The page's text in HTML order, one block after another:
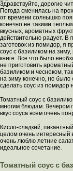
Здравствуйте, дорогие
Погода сменилась на
от времени солнышко
конечно не такими
вкусных, ароматных
действительно радует. В
заготовок из помидор, я
соус с базиликом на
книге. Все что было
не приготовить
базиликом и чесноком,
на зиму конечно, но было
сделать соус из помидор
Томатный соус с
многим блюдам. Вечером
вкус соуса всем очень
Кисло-сладкий,
целом очень интересный
очень люблю летние
идеальное сочетание.
Томатный соус с